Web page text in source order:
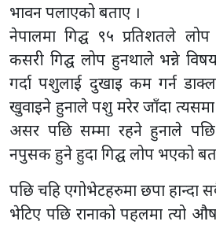
भावन पलाएको बताए ।
नेपालमा गिद्घ ९५ प्रतिशतले
कसरी गिद्घ लोप हुनथाले भन्ने
गर्दा पशुलाई दुखाइ कम गर्न
खुवाइने हुनाले पशु मरेर जाँदा
असर पछि सम्मा रहने हुनाले
नपुसक हुने हुदा गिद्घ लोप भएको
पछि चहि एगोभेटहरुमा छपा
भेटिए पछि रानाको पहलमा त्यो